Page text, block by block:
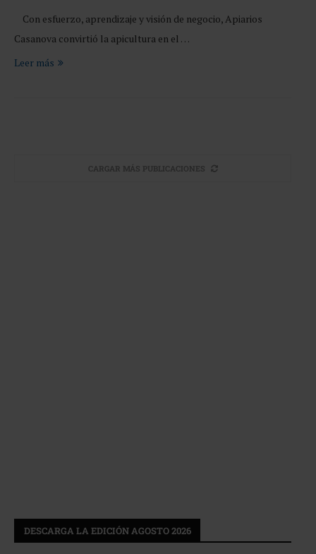
Con esfuerzo, aprendizaje y visión de negocio, Apiarios
Casanova convirtió la apicultura en el …
Leer más
CARGAR MÁS PUBLICACIONES
DESCARGA LA EDICIÓN AGOSTO 2026